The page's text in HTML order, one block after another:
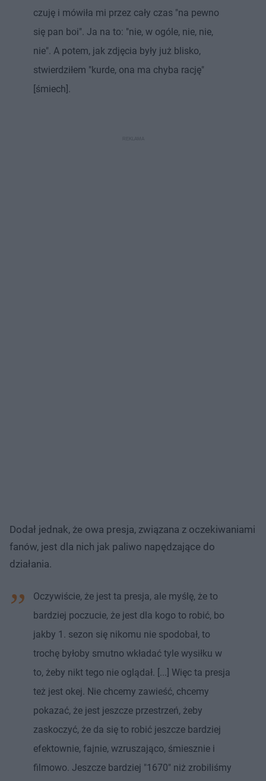
czuję i mówiła mi przez cały czas "na pewno
się pan boi". Ja na to: "nie, w ogóle, nie, nie,
nie". A potem, jak zdjęcia były już blisko,
stwierdziłem "kurde, ona ma chyba rację"
[śmiech].
Dodał jednak, że owa presja, związana z oczekiwaniami
fanów, jest dla nich jak paliwo napędzające do
działania.
Oczywiście, że jest ta presja, ale myślę, że to
bardziej poczucie, że jest dla kogo to robić, bo
jakby 1. sezon się nikomu nie spodobał, to
trochę byłoby smutno wkładać tyle wysiłku w
to, żeby nikt tego nie oglądał. [...] Więc ta presja
też jest okej. Nie chcemy zawieść, chcemy
pokazać, że jest jeszcze przestrzeń, żeby
zaskoczyć, że da się to robić jeszcze bardziej
efektownie, fajnie, wzruszająco, śmiesznie i
filmowo. Jeszcze bardziej "1670" niż zrobiliśmy